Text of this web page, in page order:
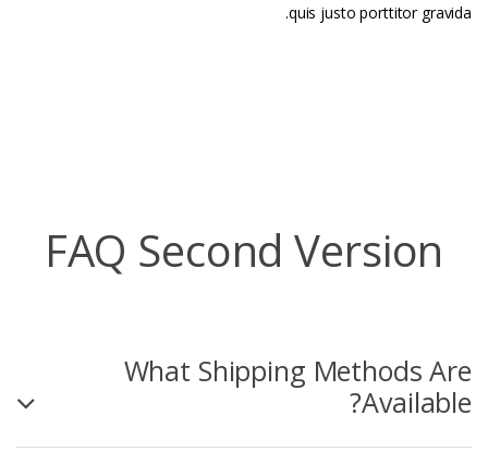
quis justo porttitor gravida.
FAQ Second Version
What Shipping Methods Are
Available?